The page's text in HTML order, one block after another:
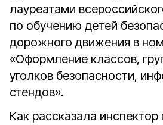
лауреатами
по обучению детей
дорожного движения в
«Оформление классов,
уголков безопасности,
стендов».
Как рассказала инспектор